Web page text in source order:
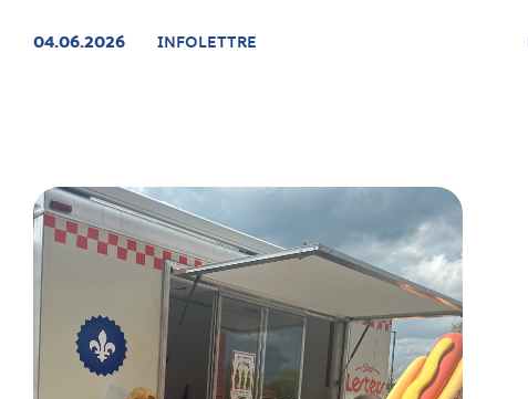
04.06.2026 INFOLETTRE